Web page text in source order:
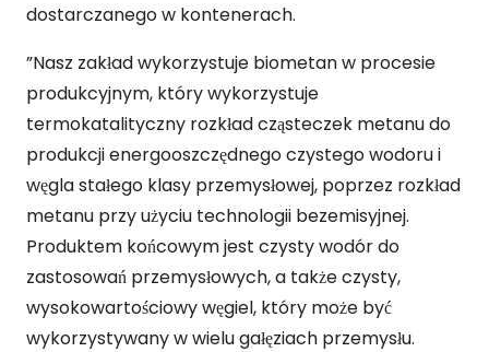
dostarczanego w kontenerach.
”Nasz zakład wykorzystuje biometan w procesie
produkcyjnym, który wykorzystuje
termokatalityczny rozkład cząsteczek metanu do
produkcji energooszczędnego czystego wodoru i
węgla stałego klasy przemysłowej, poprzez rozkład
metanu przy użyciu technologii bezemisyjnej.
Produktem końcowym jest czysty wodór do
zastosowań przemysłowych, a także czysty,
wysokowartościowy węgiel, który może być
wykorzystywany w wielu gałęziach przemysłu.